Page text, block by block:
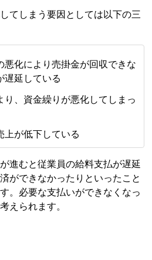
てしまう要因としては以下の三
悪化により売掛金が回収できな
遅延している
り、資金繰りが悪化してしまっ
上が低下している
進むと従業員の給料支払が遅延
ができなかったりといったこと
。必要な支払いができなくなっ
えられます。